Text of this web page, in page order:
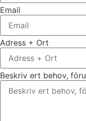
Email
Adress + Ort
Beskriv ert behov,